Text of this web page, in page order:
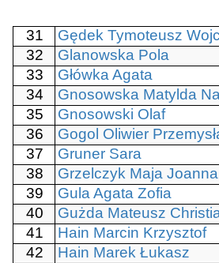
31
Gędek Tymoteusz
32
Glanowska Pola
33
Główka Agata
34
Gnosowska Matylda
35
Gnosowski Olaf
36
Gogol Oliwier
37
Gruner Sara
38
Grzelczyk Maja Joanna
39
Gula Agata Zofia
40
Gużda Mateusz
41
Hain Marcin Krzysztof
42
Hain Marek Łukasz